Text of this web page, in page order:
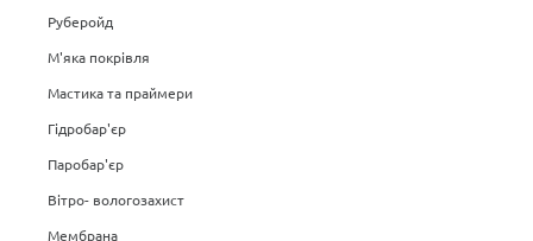
Руберойд
М'яка покрівля
Мастика та праймери
Гідробар'єр
Паробар'єр
Вітро- вологозахист
Мембрана